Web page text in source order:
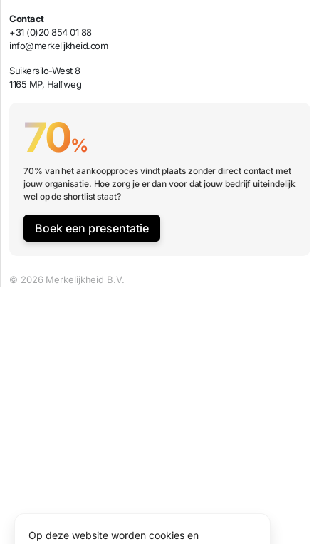
Contact
+31 (0)20 854 01 88
info@merkelijkheid.com
Suikersilo-West 8
1165 MP, Halfweg
70%
70% van het aankoopproces vindt plaats zonder direct contact met
jouw organisatie. Hoe zorg je er dan voor dat jouw bedrijf uiteindelijk
wel op de shortlist staat?
Boek een presentatie
© 2026 Merkelijkheid B.V.
Op deze website worden cookies en